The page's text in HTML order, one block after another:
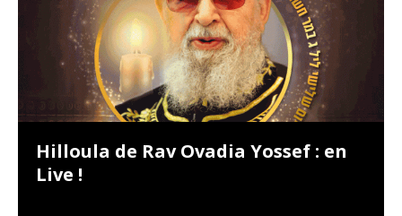
Hilloula de Rav Ovadia Yossef : en
Live !